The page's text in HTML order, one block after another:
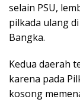
selain PSU,
pilkada ulang
Bangka.
Kedua daerah
karena pada
kosong